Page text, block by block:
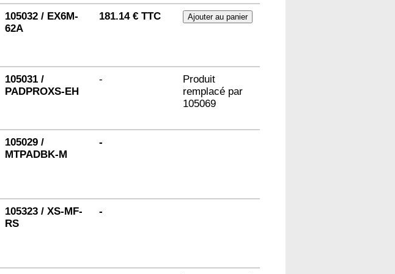
105032 / EX6M-
62A
181.14 € TTC
105031 /
PADPROXS-EH
-
Produit
remplacé par
105069
105029 /
MTPADBK-M
-
105323 / XS-MF-
RS
-